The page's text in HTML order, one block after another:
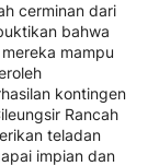
cerminan dari
bahwa
mampu
kontingen
Rancah
teladan
impian dan